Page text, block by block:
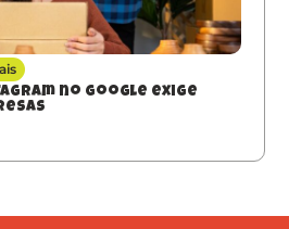
no Google exige